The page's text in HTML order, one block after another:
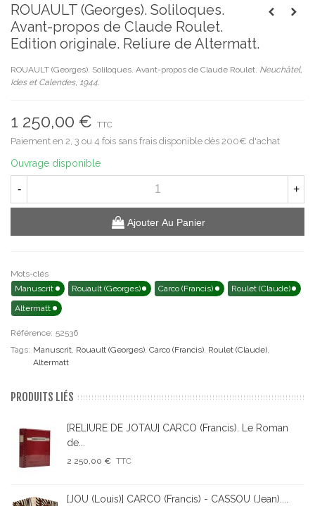
ROUAULT (Georges). Soliloques.
Avant-propos de Claude Roulet.
Edition originale. Reliure de Altermatt.
ROUAULT (Georges). Soliloques. Avant-propos de Claude Roulet. Neuchâtel,
Ides et Calendes, 1944.
1 250,00 € TTC
Paiement en 2, 3 ou 4 fois sans frais disponible dès 200€ d'achat
Ouvrage disponible
- +
Ajouter Au Panier
Mots-clés
Manuscrit
Rouault (Georges) Carco (Francis)
Roulet (Claude)
Altermatt
Référence: 52536
Tags: Manuscrit Rouault (Georges) Carco (Francis) Roulet (Claude)
Altermatt
PRODUITS LIÉS
[RELIURE DE JOTAU] CARCO (Francis). Le Roman
de...
2 250,00 € TTC
[JOU (Louis)] CARCO (Francis) - CASSOU (Jean)....